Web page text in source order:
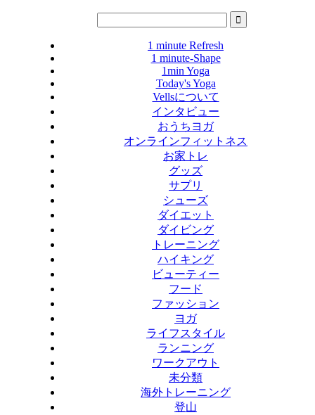
1 minute Refresh
1 minute-Shape
1min Yoga
Today's Yoga
Vellsについて
インタビュー
おうちヨガ
オンラインフィットネス
お家トレ
グッズ
サプリ
シューズ
ダイエット
ダイビング
トレーニング
ハイキング
ビューティー
フード
ファッション
ヨガ
ライフスタイル
ランニング
ワークアウト
未分類
海外トレーニング
登山